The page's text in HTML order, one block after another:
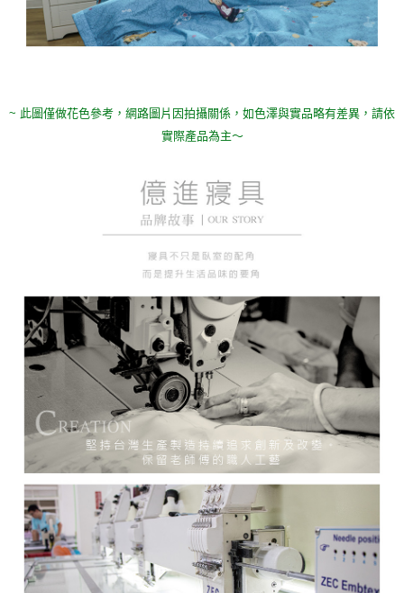
~ 此圖僅做花色參考， 網路圖片因拍攝關係，如色澤與實品略有差異，請依
實際產品為主～